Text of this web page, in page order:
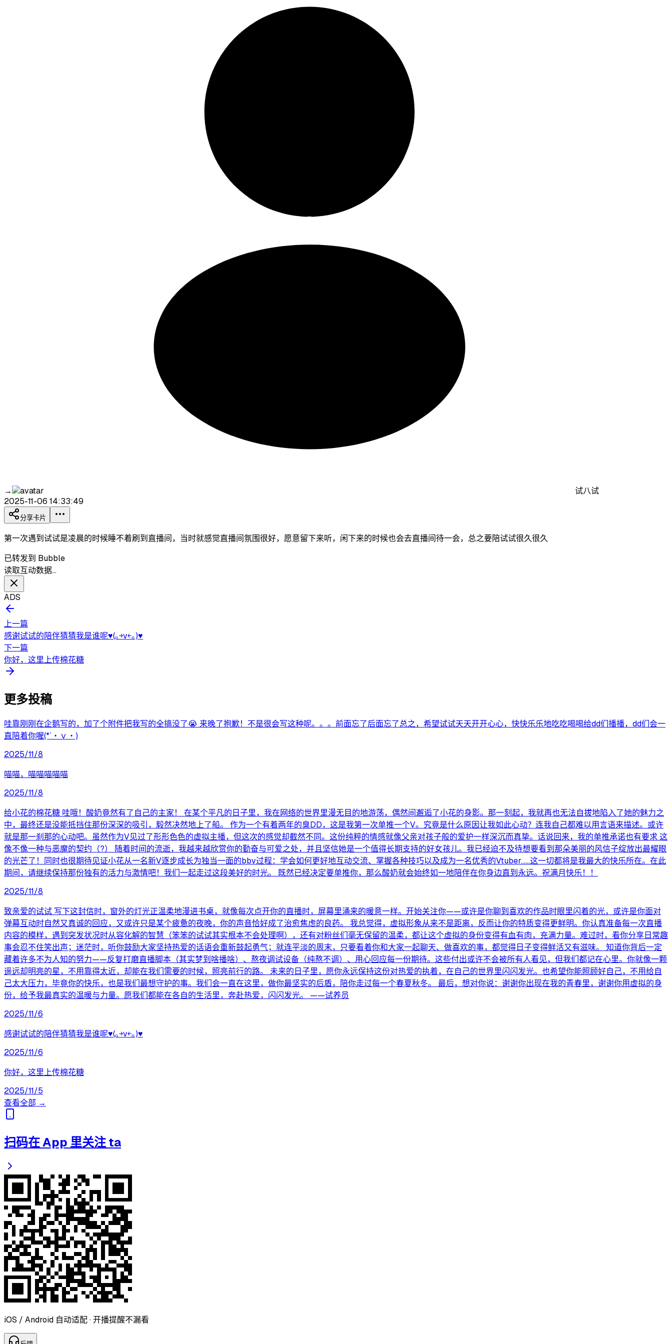
→
试八试
2025-11-06 14:33:49
分享卡片
第一次遇到试试是凌晨的时候睡不着刷到直播间，当时就感觉直播间氛围很好，愿意留下来听，闲下来的时候也会去直播间待一会，总之要陪试试很久很久
已转发到 Bubble
读取互动数据…
ADS
上一篇
感谢试试的陪伴猜猜我是谁呢♥(｡￫v￩｡)♥
下一篇
你好，这里上传棉花糖
更多投稿
哇靠刚刚在企鹅写的，加了个附件把我写的全搞没了😭 来晚了抱歉！不是很会写这种呢。。。前面忘了后面忘了总之，希望试试天天开开心心，快快乐乐地吃吃喝喝给dd们播播，dd们会一
直陪着你喔(*´・ｖ・)
2025/11/8
喵喵，喵喵喵喵喵
2025/11/8
给小花的棉花糖 哇哦！酸奶竟然有了自己的主家！ 在某个平凡的日子里，我在网络的世界里漫无目的地游荡，偶然间邂逅了小花的身影。那一刻起，我就再也无法自拔地陷入了她的魅力之
中，最终还是没能抵挡住那份深深的吸引，毅然决然地上了船。 作为一个有着两年的臭DD，这是我第一次单推一个V。究竟是什么原因让我如此心动？连我自己都难以用言语来描述。或许
就是那一刹那的心动吧。虽然作为V见过了形形色色的虚拟主播，但这次的感觉却截然不同。这份纯粹的情感就像父亲对孩子般的爱护一样深沉而真挚。话说回来，我的单推承诺也有要求 这
像不像一种与恶魔的契约（?） 随着时间的流逝，我越来越欣赏你的勤奋与可爱之处，并且坚信她是一个值得长期支持的好女孩儿。我已经迫不及待想要看到那朵美丽的风信子绽放出最耀眼
的光芒了！同时也很期待见证小花从一名新V逐步成长为独当一面的bbv过程：学会如何更好地互动交流、掌握各种技巧以及成为一名优秀的Vtuber……这一切都将是我最大的快乐所在。在此
期间，请继续保持那份独有的活力与激情吧！我们一起走过这段美好的时光。 既然已经决定要单推你，那么酸奶就会始终如一地陪伴在你身边直到永远。祝满月快乐！！
2025/11/8
致亲爱的试试 写下这封信时，窗外的灯光正温柔地漫进书桌，就像每次点开你的直播时，屏幕里涌来的暖意一样。开始关注你——或许是你聊到喜欢的作品时眼里闪着的光，或许是你面对
弹幕互动时自然又真诚的回应，又或许只是某个疲惫的夜晚，你的声音恰好成了治愈焦虑的良药。 我总觉得，虚拟形象从来不是距离，反而让你的特质变得更鲜明。你认真准备每一次直播
内容的模样，遇到突发状况时从容化解的智慧（笨笨的试试其实根本不会处理啊），还有对粉丝们毫无保留的温柔，都让这个虚拟的身份变得有血有肉，充满力量。难过时，看你分享日常趣
事会忍不住笑出声；迷茫时，听你鼓励大家坚持热爱的话语会重新鼓起勇气；就连平淡的周末，只要看着你和大家一起聊天、做喜欢的事，都觉得日子变得鲜活又有滋味。 知道你背后一定
藏着许多不为人知的努力——反复打磨直播脚本（其实梦到啥播啥）、熬夜调试设备（纯熬不调）、用心回应每一份期待。这些付出或许不会被所有人看见，但我们都记在心里。你就像一颗
遥远却明亮的星，不用靠得太近，却能在我们需要的时候，照亮前行的路。 未来的日子里，愿你永远保持这份对热爱的执着，在自己的世界里闪闪发光。也希望你能照顾好自己，不用给自
己太大压力，毕竟你的快乐，也是我们最想守护的事。我们会一直在这里，做你最坚实的后盾，陪你走过每一个春夏秋冬。 最后，想对你说：谢谢你出现在我的青春里，谢谢你用虚拟的身
份，给予我最真实的温暖与力量。愿我们都能在各自的生活里，奔赴热爱，闪闪发光。 ——试养员
2025/11/6
感谢试试的陪伴猜猜我是谁呢♥(｡￫v￩｡)♥
2025/11/6
你好，这里上传棉花糖
2025/11/5
查看全部 →
扫码在 App 里关注 ta
iOS / Android 自动适配 · 开播提醒不漏看